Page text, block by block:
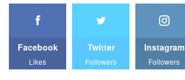
Facebook
Likes
Twitter
Followers
Instagram
Followers